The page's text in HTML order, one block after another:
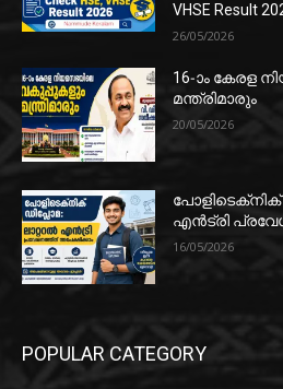
VHSE Result
26/05/2026
16-ാം കേരള
മന്ത്രിമാരും
20/05/2026
എൻട്രി
16/05/2026
POPULAR CATEGORY